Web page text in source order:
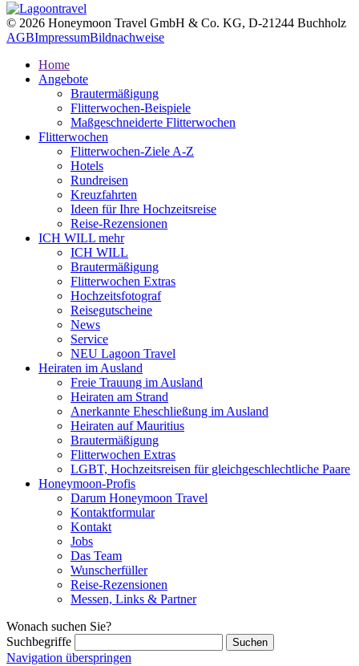
© 2026 Honeymoon Travel GmbH & Co. KG, D-21244 Buchholz
AGBImpressumBildnachweise
Home
Angebote
Brautermäßigung
Flitterwochen-Beispiele
Maßgeschneiderte Flitterwochen
Flitterwochen
Flitterwochen-Ziele A-Z
Hotels
Rundreisen
Kreuzfahrten
Ideen für Ihre Hochzeitsreise
Reise-Rezensionen
ICH WILL mehr
ICH WILL
Brautermäßigung
Flitterwochen Extras
Hochzeitsfotograf
Reisegutscheine
News
Service
NEU Lagoon Travel
Heiraten im Ausland
Freie Trauung im Ausland
Heiraten am Strand
Anerkannte Eheschließung im Ausland
Heiraten auf Mauritius
Brautermäßigung
Flitterwochen Extras
LGBT, Hochzeitsreisen für gleichgeschlechtliche Paare
Honeymoon-Profis
Darum Honeymoon Travel
Kontaktformular
Kontakt
Jobs
Das Team
Wunscherfüller
Reise-Rezensionen
Messen, Links & Partner
Wonach suchen Sie?
Suchbegriffe
Navigation überspringen